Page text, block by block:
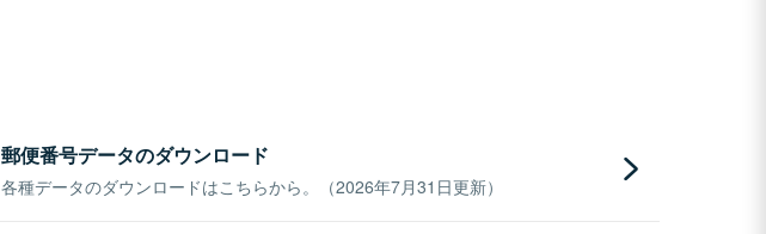
郵便番号データのダウンロード
各種データのダウンロードはこちらから。（2026年7月31日更新）